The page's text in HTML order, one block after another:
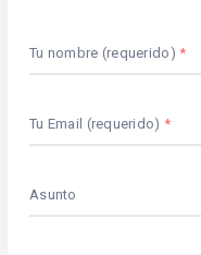
Tu nombre (requerido)
Tu Email (requerido)
Asunto